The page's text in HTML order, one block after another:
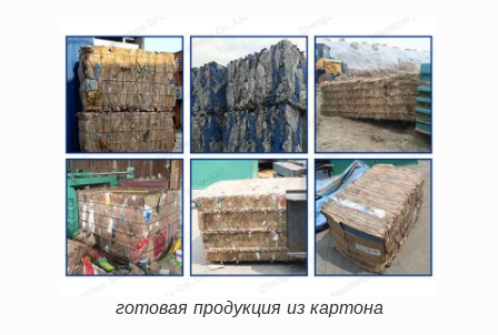
готовая продукция из картона